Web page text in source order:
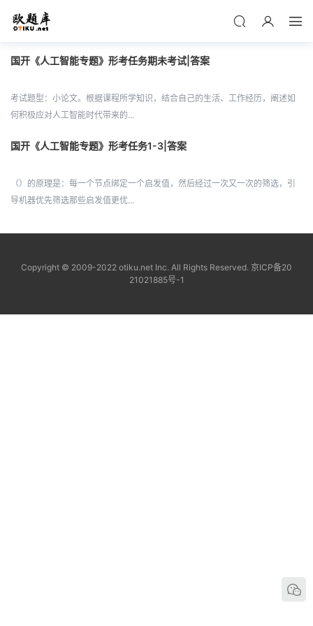
国开《人工智能专题》形考任务期未考试|答案
考试题型：小论文。根据课程所学知识，结合自己的生活、工作经历，阐述如
何积极应对人工智能时代带来的...
国开《人工智能专题》形考任务1-3|答案
（）的原理是：每一个节点绑定一个启发值，然后经过一次又一次的筛选，引
导机器优先筛选那些启发值更优...
Copyright © 2009-2022 otiku.net Inc. All Rights Reserved. 京ICP备20
21021885号-1